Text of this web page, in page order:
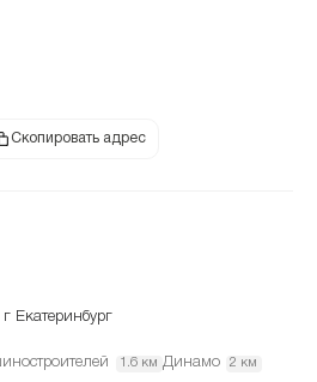
Скопировать адрес
Екатеринбург
1.6 км Динамо 2 км